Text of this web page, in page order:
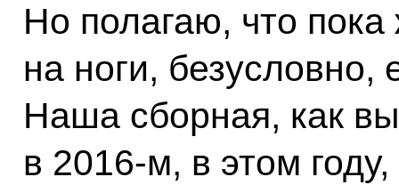
Но полагаю, что пока
на ноги, безусловно,
Наша сборная, как
в 2016-м, в этом